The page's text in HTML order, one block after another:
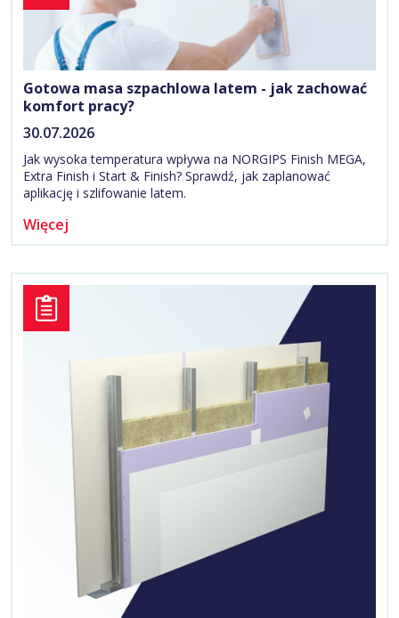
Gotowa masa szpachlowa latem - jak zachować
komfort pracy?
30.07.2026
Jak wysoka temperatura wpływa na NORGIPS Finish MEGA,
Extra Finish i Start & Finish? Sprawdź, jak zaplanować
aplikację i szlifowanie latem.
Więcej